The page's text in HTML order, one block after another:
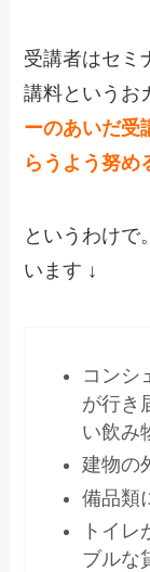
受講者はセミ
講料というお
ーのあいだ受
らうよう努め
というわけで
います ↓
コンシ
が行き
い飲み
建物の
備品類
トイ
ブルな